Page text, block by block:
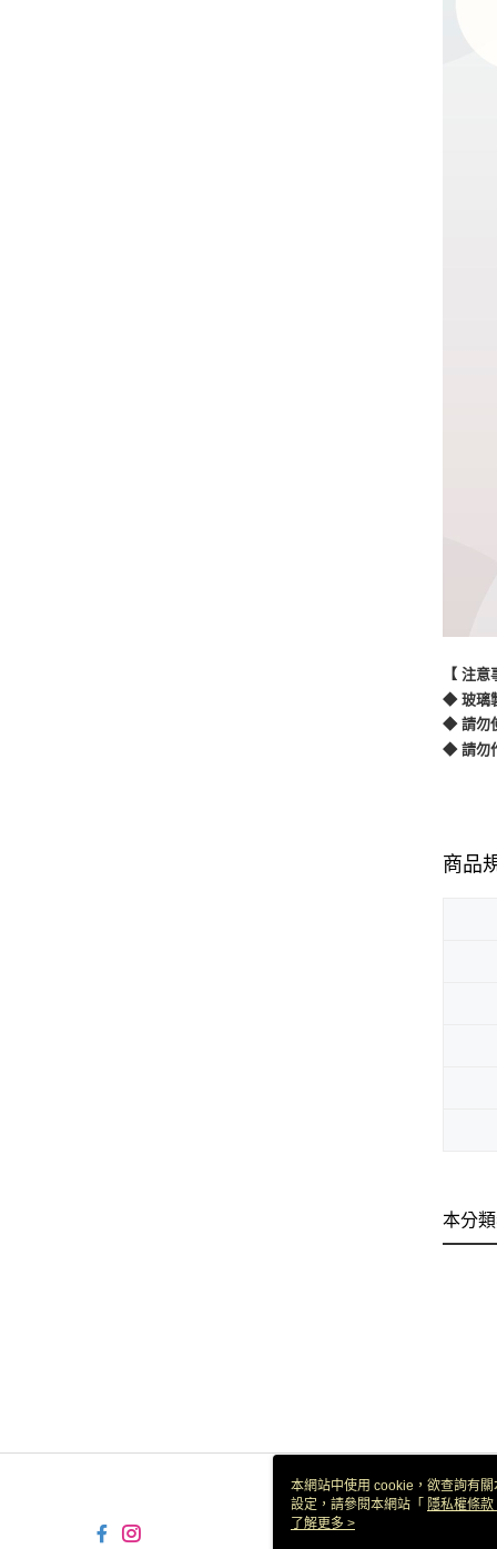
【 注
◆ 玻璃
◆ 請勿
◆ 請勿
商品
本分
本網站中使用 cookie，欲查詢有
設定，請參閱本網站「 隱私權條款
使用 cookie。
了解更多 >